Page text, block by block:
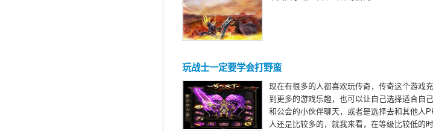
玩战士一定要学会打野蛮
现在有很多的人都喜欢玩传奇，传奇这个游戏
到更多的游戏乐趣，也可以让自己选择适合自
和公会的小伙伴聊天，或者是选择去和其他人
人还是比较多的，就我来看，在等级比较低的